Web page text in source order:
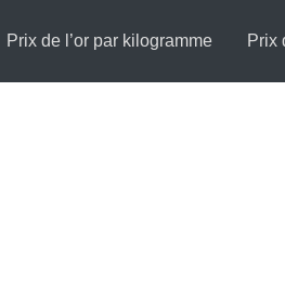
Prix de l’or par kilogramme Prix